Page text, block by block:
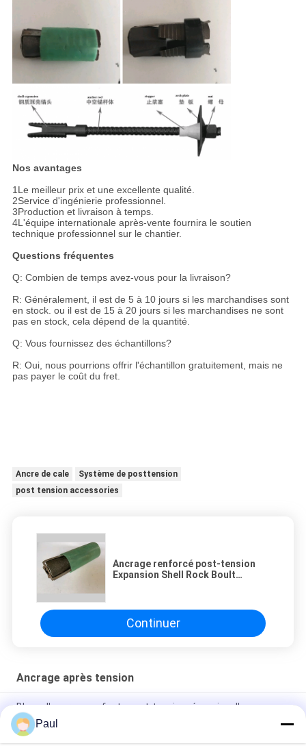
Nos avantages
1Le meilleur prix et une excellente qualité.
2Service d'ingénierie professionnel.
3Production et livraison à temps.
4L'équipe internationale après-vente fournira le soutien
technique professionnel sur le chantier.
Questions fréquentes
Q: Combien de temps avez-vous pour la livraison?
R: Généralement, il est de 5 à 10 jours si les marchandises sont
en stock. ou il est de 15 à 20 jours si les marchandises ne sont
pas en stock, cela dépend de la quantité.
Q: Vous fournissez des échantillons?
R: Oui, nous pourrions offrir l'échantillon gratuitement, mais ne
pas payer le coût du fret.
Ancre de cale
Système de posttension
post tension accessories
Ancrage renforcé post-tension
Expansion Shell Rock Boult
Continuer
Ancrage après tension
Blocs d'ancrage en fonte post-tensionnés, coins d'ancrage,
pinces pour torons, ancrages plats
Cales et barillets d'ancrage pour câbles de torons
Paul